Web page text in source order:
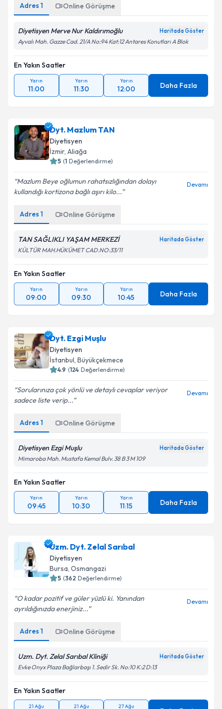
Adres 1 Online Görüşme
Diyetisyen Merve Nur Kaldırımoğlu Haritada Göster
Ayvalı Mah. Gazze Cad. 21/A No:94 Kat:12 Antares Konutları A Blok
En Yakın Saatler
Yarın
11:00
Yarın
11:30
Yarın
12:00 Daha Fazla
Dyt. Mazlum TAN
Diyetisyen
İzmir, Aliağa
5 (1 Değerlendirme)
Mazlum Beye oğlumun rahatsızlığından dolayı
kullandığı kortizona bağlı aşırı kilo...
Devamı
Adres 1 Online Görüşme
TAN SAĞLIKLI YAŞAM MERKEZİ Haritada Göster
KÜLTÜR MAH.HÜKÜMET CAD.NO:33/11
En Yakın Saatler
Yarın
09:00
Yarın
09:30
Yarın
10:45 Daha Fazla
Dyt. Ezgi Muşlu
Diyetisyen
İstanbul, Büyükçekmece
4.9 (124 Değerlendirme)
Sorularınıza çok yönlü ve detaylı cevaplar veriyor
sadece liste verip...
Devamı
Adres 1 Online Görüşme
Diyetisyen Ezgi Muşlu Haritada Göster
Mimaroba Mah. Mustafa Kemal Bulv. 38 B 3 M 109
En Yakın Saatler
Yarın
09:45
Yarın
10:30
Yarın
11:15 Daha Fazla
Uzm. Dyt. Zelal Sarıbal
Diyetisyen
Bursa, Osmangazi
5 (362 Değerlendirme)
O kadar pozitif ve güler yüzlü ki. Yanından
ayrıldığınızda enerjiniz...
Devamı
Adres 1 Online Görüşme
Uzm. Dyt. Zelal Sarıbal Kliniği Haritada Göster
Evke Onyx Plaza Bağlarbaşı 1. Sedir Sk. No:10 K:2 D:13
En Yakın Saatler
21 Ağu 21 Ağu 27 Ağu